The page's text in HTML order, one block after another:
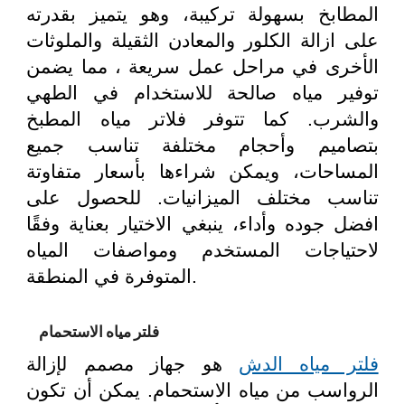
المطابخ بسهولة تركيبة، وهو يتميز بقدرته
على ازالة الكلور والمعادن الثقيلة والملوثات
الأخرى في مراحل عمل سريعة ، مما يضمن
توفير مياه صالحة للاستخدام في الطهي
والشرب. كما تتوفر فلاتر مياه المطبخ
بتصاميم وأحجام مختلفة تناسب جميع
المساحات، ويمكن شراءها بأسعار متفاوتة
تناسب مختلف الميزانيات. للحصول على
افضل جوده وأداء، ينبغي الاختيار بعناية وفقًا
لاحتياجات المستخدم ومواصفات المياه
المتوفرة في المنطقة.
فلتر مياه الاستحمام
فلتر مياه الدش هو جهاز مصمم لإزالة
الرواسب من مياه الاستحمام. يمكن أن تكون